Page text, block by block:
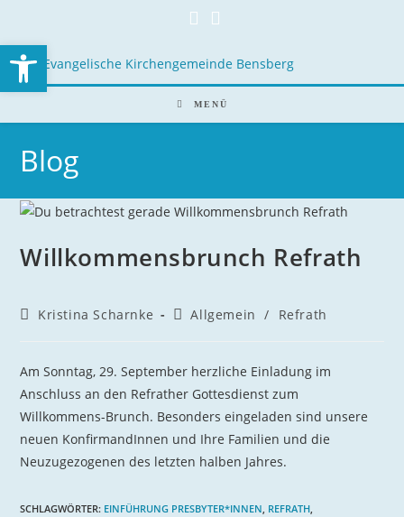
MENÜ
Blog
Willkommensbrunch Refrath
Kristina Scharnke Allgemein / Refrath
Am Sonntag, 29. September herzliche Einladung im
Anschluss an den Refrather Gottesdienst zum
Willkommens-Brunch. Besonders eingeladen sind unsere
neuen KonfirmandInnen und Ihre Familien und die
Neuzugezogenen des letzten halben Jahres.
SCHLAGWÖRTER: EINFÜHRUNG PRESBYTER*INNEN REFRATH
Open toolbar